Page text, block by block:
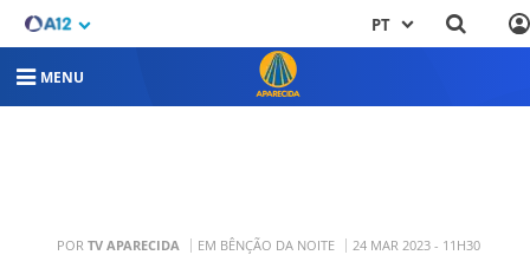
PT
MENU
POR TV APARECIDA EM BÊNÇÃO DA NOITE
24 MAR 2023 - 11H30